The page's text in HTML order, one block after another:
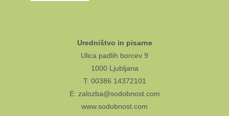
Uredništvo in pisarne
Ulica padlih borcev 9
1000 Ljubljana
T: 00386 14372101
E: zalozba@sodobnost.com
www.sodobnost.com